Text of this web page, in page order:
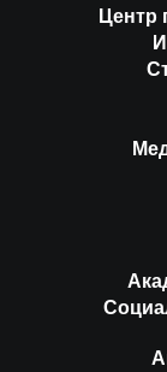
Центр